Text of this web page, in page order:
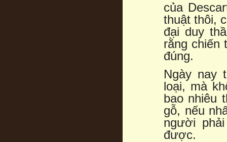
của
thuật thôi,
đại duy
rằng chiến
đúng.
Ngày nay
loại, mà
bao nhiêu
gỗ, nếu
người
được.